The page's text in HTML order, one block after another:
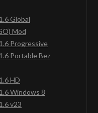
Global
Mod
Progressive
Portable Bez
HD
Windows 8
v23